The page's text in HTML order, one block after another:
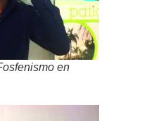
en